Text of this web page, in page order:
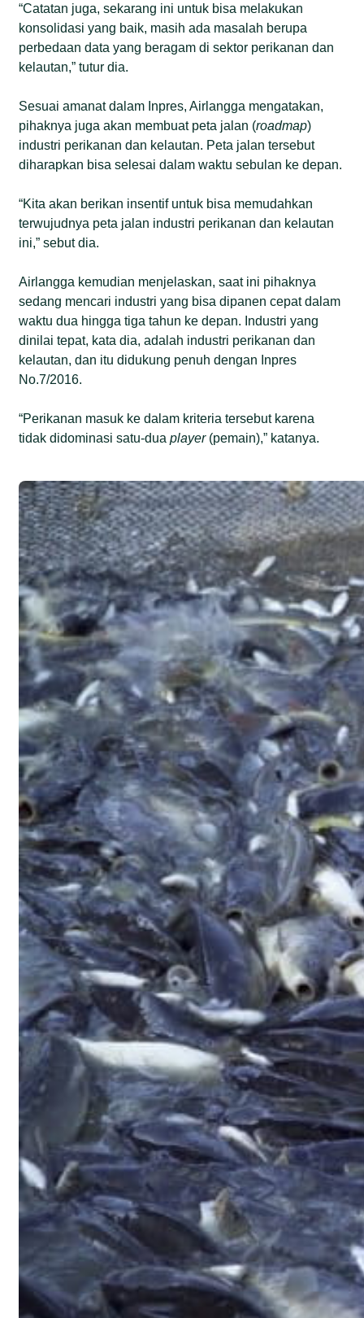
“Catatan juga, sekarang ini untuk bisa melakukan
konsolidasi yang baik, masih ada masalah berupa
perbedaan data yang beragam di sektor perikanan dan
kelautan,” tutur dia.
Sesuai amanat dalam Inpres, Airlangga mengatakan,
pihaknya juga akan membuat peta jalan (roadmap)
industri perikanan dan kelautan. Peta jalan tersebut
diharapkan bisa selesai dalam waktu sebulan ke depan.
“Kita akan berikan insentif untuk bisa memudahkan
terwujudnya peta jalan industri perikanan dan kelautan
ini,” sebut dia.
Airlangga kemudian menjelaskan, saat ini pihaknya
sedang mencari industri yang bisa dipanen cepat dalam
waktu dua hingga tiga tahun ke depan. Industri yang
dinilai tepat, kata dia, adalah industri perikanan dan
kelautan, dan itu didukung penuh dengan Inpres
No.7/2016.
“Perikanan masuk ke dalam kriteria tersebut karena
tidak didominasi satu-duaplayer(pemain),” katanya.